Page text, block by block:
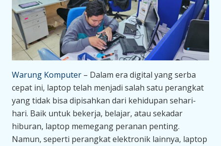
Warung Komputer – Dalam era digital yang serba
cepat ini, laptop telah menjadi salah satu perangkat
yang tidak bisa dipisahkan dari kehidupan sehari-
hari. Baik untuk bekerja, belajar, atau sekadar
hiburan, laptop memegang peranan penting.
Namun, seperti perangkat elektronik lainnya, laptop